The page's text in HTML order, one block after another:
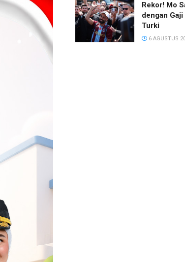
Rekor! Mo
dengan
Turki
6 AGUSTUS